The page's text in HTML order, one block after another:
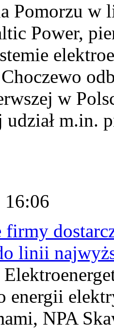
Pomorzu w
Power,
w
m.in.
16:06
linii
energii
NPA